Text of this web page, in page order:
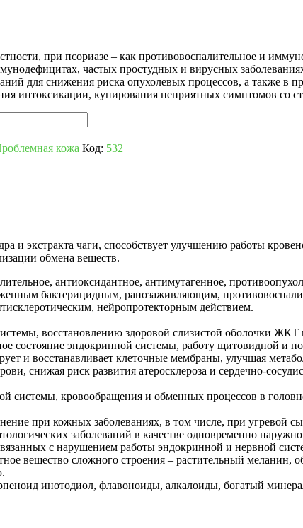
при псориазе – как противовоспалительное и
частых простудных и вирусных
для снижения риска опухолевых процессов, а также в
интоксикации, купирования неприятных симптомов со
кожа Код: 532
и экстракта чаги, способствует улучшению работы
обмена веществ.
антиоксидантное, антимутагенное,
бактерицидным, ранозаживляющим,
нейропротекторным действием.
восстановлению здоровой слизистой оболочки
состояние эндокринной системы, работу щитовидной и
и восстанавливает клеточные мембраны, улучшая
снижая риск развития атеросклероза и сердечно-
системы, кровообращения и обменных процессов в
при кожных заболеваниях, в том числе, при угревой
заболеваний в качестве одновременно
с нарушением работы эндокринной и нервной
вещество сложного строения – растительный
инотодиол, флавоноиды, алкалоиды, богатый